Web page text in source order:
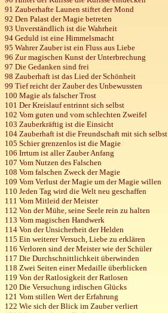
91 Zauberhafte Launen stiftet der Mond
92 Den Palast der Magie betreten
93 Unverständlich ist die Wahrheit
94 Geduld ist eine Himmelsmacht
95 Wahrer Zauber ist ein Fluss aus Liebe
96 Zur magischen Kunst der Unterbrechung
97 Die Gedanken sind frei
98 Zauberhaft ist das Lied der Schönheit
99 Tiefreicht der Zauber des Unbewussten
100 Magie als falscher Trost
101 Der Kreislauf entrinnt sich selbst
102 Vom guten und vom schlechten Zweifel
103 Zauberkräftig ist die Einsicht
104 Zauberhaft ist die Freundschaft mit sich selbst
105 Schier grenzenlos ist die Magie
106 Irrtum ist aller Zauber Anfang
107 Vom Nutzen des Falschen
108 Vom falschen Zweck der Magie
109 Vom Verlust der Magie um der Magie willen
110 Jeden Tag wird die Welt neu geschaffen
111 Vom Mitleid der Meister
112 Von der Mühe, seine Seele rein zu halten
113 Vom magischen Handwerk
114 Von der Unsicherheit der Helden
115 Ein weiterer Versuch, Liebe zu erklären
116 Verloren sind der Meister wie der Schüler
117 Die Durchschnittlichkeit überwinden
118 Zwei Seiten einer Medaille überblicken
119 Von der Ratlosigkeit der Ratlosen
120 Die Versuchung irdischen Glücks
121 Vom stillen Wert der Erfahrung
122 Wie sich der Blick im Zauber verliert